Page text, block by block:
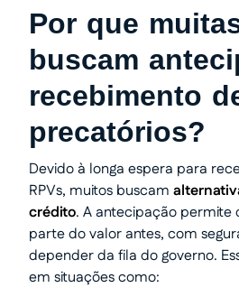
Por que
buscam
recebimento
precatórios?
Devido à longa espera para
RPVs, muitos buscam
crédito. A antecipação
parte do valor antes, com
depender da fila do governo.
em situações como: